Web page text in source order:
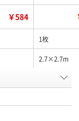
￥584
1枚
2.7×2.7m
P195681